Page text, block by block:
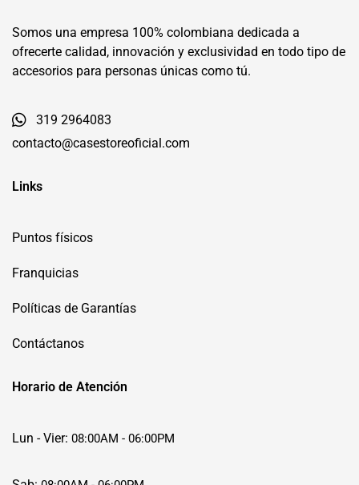
Somos una empresa 100% colombiana dedicada a
ofrecerte calidad, innovación y exclusividad en todo tipo de
accesorios para personas únicas como tú.
319 2964083
contacto@casestoreoficial.com
Links
Puntos físicos
Franquicias
Políticas de Garantías
Contáctanos
Horario de Atención
Lun - Vier: 08:00AM - 06:00PM